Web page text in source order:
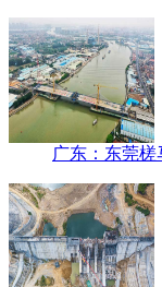
广东：东莞槎